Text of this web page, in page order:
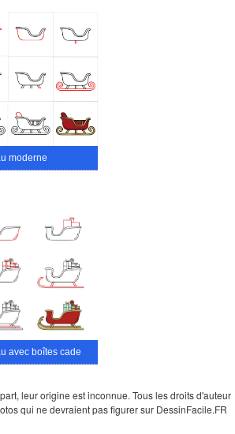
moderne
leur origine est inconnue. Tous les droits d'auteur
qui ne devraient pas figurer sur DessinFacile.FR